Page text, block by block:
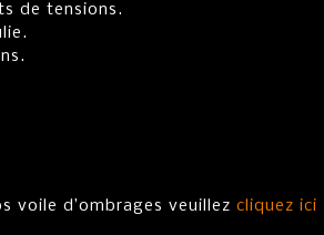
de tensions.
voile d’ombrages veuillez cliquez ici